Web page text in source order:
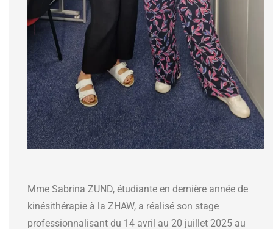
Mme Sabrina ZUND, étudiante en dernière année de
kinésithérapie à la ZHAW, a réalisé son stage
professionnalisant du 14 avril au 20 juillet 2025 au